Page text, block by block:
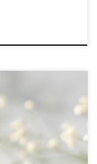
Jakie
Pytania te
platforma